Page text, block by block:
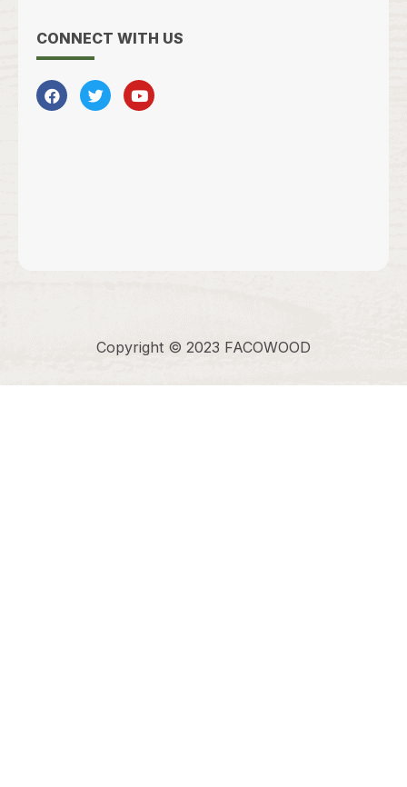
CONNECT WITH US
Copyright © 2023 FACOWOOD